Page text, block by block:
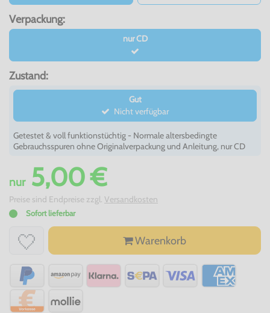
Verpackung:
nur CD
Zustand:
Gut
Nicht verfügbar
Getestet & voll funktionstüchtig - Normale altersbedingte
Gebrauchsspuren ohne Originalverpackung und Anleitung, nur CD
nur5,00 €
Preise sind Endpreise zzgl. Versandkosten
Sofort lieferbar
Warenkorb